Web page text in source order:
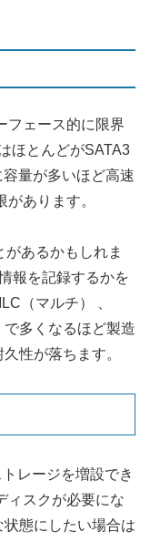
フェース的に限界
ほとんどがSATA3
量が多いほど高速
あります。
あるかもしれま
報を記録するかを
（マルチ） 、
多くなるほど製造
性が落ちます。
レージを増設でき
ィスクが必要にな
態にしたい場合は